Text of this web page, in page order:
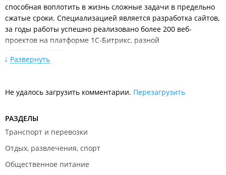
способная воплотить в жизнь сложные задачи в предельно
сжатые сроки. Специализацией является разработка сайтов,
за годы работы успешно реализовано более 200 веб-
проектов на платформе 1С-Битрикс, разной
ответственностью Исполнителя;
Настройка CMS;
Добавление необходимых модулей – виджетов
Analytics и т. п.;
Интеграция личной административной панели;
Развернуть
Не удалось загрузить комментарии. Перезагрузить
РАЗДЕЛЫ
Транспорт и перевозки
Отдых, развлечения, спорт
Общественное питание